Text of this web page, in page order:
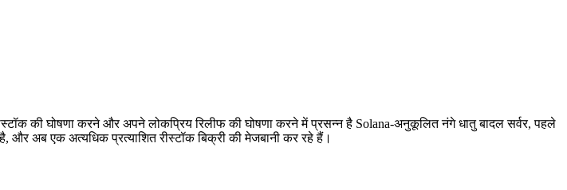
की घोषणा करने और अपने लोकप्रिय रिलीफ की घोषणा करने में प्रसन्न है Solana-अनुकूलित नंगे धातु बादल सर्वर, पहले
और अब एक अत्यधिक प्रत्याशित रीस्टॉक बिक्री की मेजबानी कर रहे हैं।